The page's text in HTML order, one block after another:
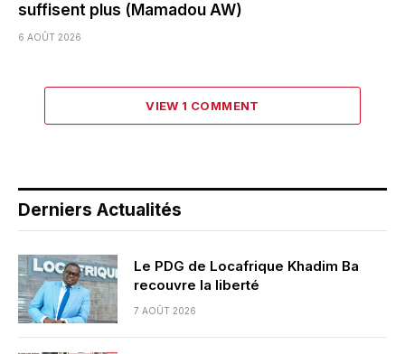
suffisent plus (Mamadou AW)
6 AOÛT 2026
VIEW 1 COMMENT
Derniers Actualités
Le PDG de Locafrique Khadim Ba
recouvre la liberté
7 AOÛT 2026